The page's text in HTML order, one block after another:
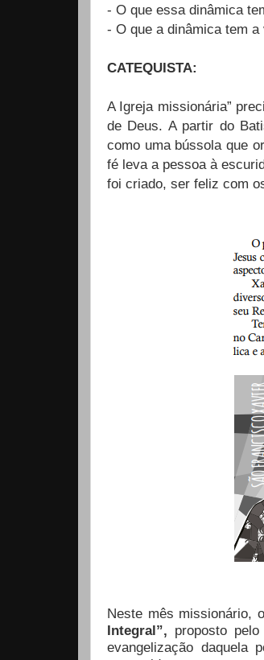
- O que essa dinâmica
- O que a dinâmica tem
CATEQUISTA:
A Igreja missionária”
de Deus. A partir do
como uma bússola que
fé leva a pessoa à
foi criado, ser feliz com
Neste mês missionário,
Integral”, proposto
evangelização daquela